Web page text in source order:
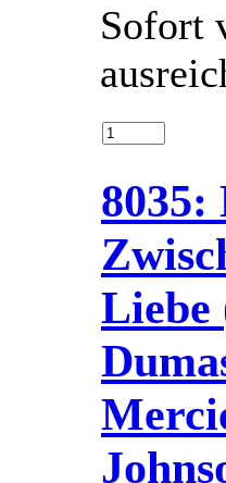
Sofort
Liebe